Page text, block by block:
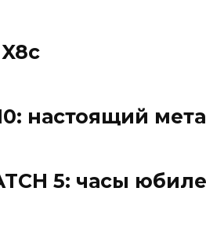
настоящий
5: часы